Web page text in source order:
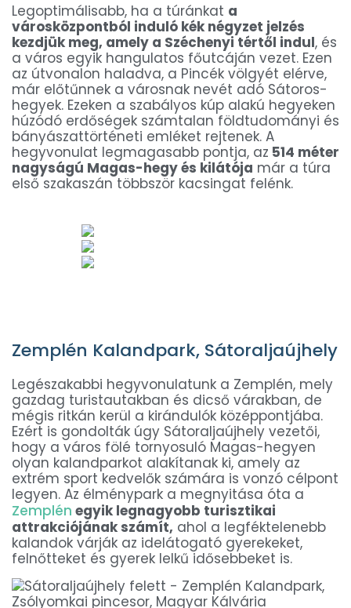
Legoptimálisabb, ha a túránkat a
városközpontból induló kék négyzet jelzés
kezdjük meg, amely a Széchenyi tértől indul, és
a város egyik hangulatos főutcáján vezet. Ezen
az útvonalon haladva, a Pincék völgyét elérve,
már előtűnnek a városnak nevét adó Sátoros-
hegyek. Ezeken a szabályos kúp alakú hegyeken
húzódó erdőségek számtalan földtudományi és
bányászattörténeti emléket rejtenek. A
hegyvonulat legmagasabb pontja, az 514 méter
nagyságú Magas-hegy és kilátója már a túra
első szakaszán többször kacsingat felénk.
Zemplén Kalandpark, Sátoraljaújhely
Legészakabbi hegyvonulatunk a Zemplén, mely
gazdag turistautakban és dicső várakban, de
mégis ritkán kerül a kirándulók középpontjába.
Ezért is gondolták úgy Sátoraljaújhely vezetői,
hogy a város fölé tornyosuló Magas-hegyen
olyan kalandparkot alakítanak ki, amely az
extrém sport kedvelők számára is vonzó célpont
legyen. Az élménypark a megnyitása óta a
Zemplén egyik legnagyobb turisztikai
attrakciójának számít, ahol a legféktelenebb
kalandok várják az idelátogató gyerekeket,
felnőtteket és gyerek lelkű idősebbeket is.